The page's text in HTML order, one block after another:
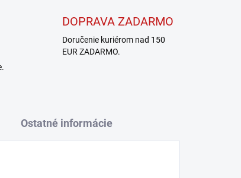
DOPRAVA ZADARMO
Doručenie kuriérom nad 150
EUR ZADARMO.
Ostatné informácie